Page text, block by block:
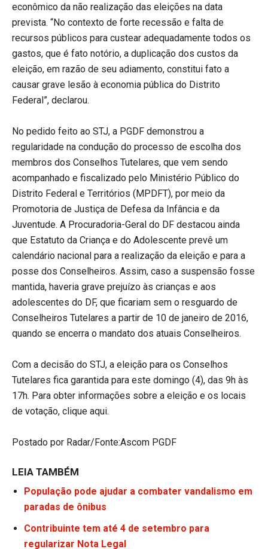
econômico da não realização das eleições na data
prevista. “No contexto de forte recessão e falta de
recursos públicos para custear adequadamente todos os
gastos, que é fato notório, a duplicação dos custos da
eleição, em razão de seu adiamento, constitui fato a
causar grave lesão à economia pública do Distrito
Federal”, declarou.
No pedido feito ao STJ, a PGDF demonstrou a
regularidade na condução do processo de escolha dos
membros dos Conselhos Tutelares, que vem sendo
acompanhado e fiscalizado pelo Ministério Público do
Distrito Federal e Territórios (MPDFT), por meio da
Promotoria de Justiça de Defesa da Infância e da
Juventude. A Procuradoria-Geral do DF destacou ainda
que Estatuto da Criança e do Adolescente prevê um
calendário nacional para a realização da eleição e para a
posse dos Conselheiros. Assim, caso a suspensão fosse
mantida, haveria grave prejuízo às crianças e aos
adolescentes do DF, que ficariam sem o resguardo de
Conselheiros Tutelares a partir de 10 de janeiro de 2016,
quando se encerra o mandato dos atuais Conselheiros.
Com a decisão do STJ, a eleição para os Conselhos
Tutelares fica garantida para este domingo (4), das 9h às
17h. Para obter informações sobre a eleição e os locais
de votação, clique aqui.
Postado por Radar/Fonte:Ascom PGDF
LEIA TAMBÉM
População pode ajudar a combater vandalismo em
paradas de ônibus
Contribuinte tem até 4 de setembro para
regularizar Nota Legal